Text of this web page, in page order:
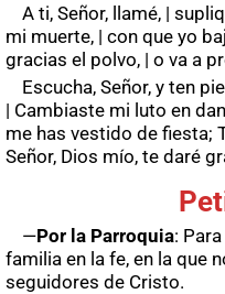
A ti, Señor, llamé, |
mi muerte, | con que yo
gracias el polvo, | o va a
Escucha, Señor, y ten
| Cambiaste mi luto en
me has vestido de fiesta;
Señor, Dios mío, te daré
—Por la Parroquia:
familia en la fe, en la que
seguidores de Cristo.